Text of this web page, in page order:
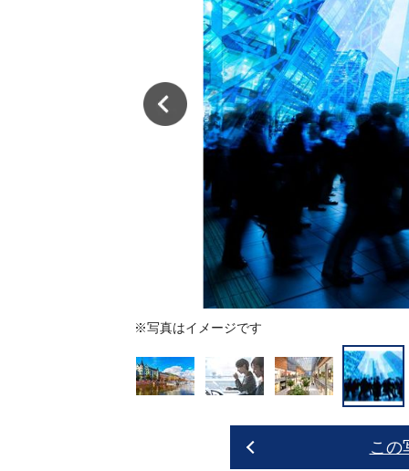
※写真はイメージです
この